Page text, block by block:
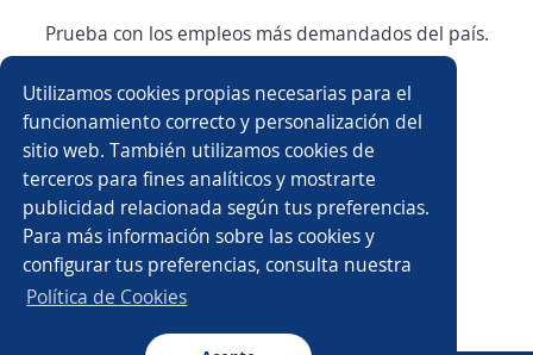
Utilizamos cookies propias necesarias para el
funcionamiento correcto y personalización del
sitio web. También utilizamos cookies de
terceros para fines analíticos y mostrarte
publicidad relacionada según tus preferencias.
Para más información sobre las cookies y
configurar tus preferencias, consulta nuestra
Política de Cookies
Prueba con los empleos más demandados del país.
Asesor/a de ventas Especialista
Ejecutivo/a de ventas Vendedor/a
Auxiliar administrativo/a Representante en ventas
Asesor/a comercial Analista Administración